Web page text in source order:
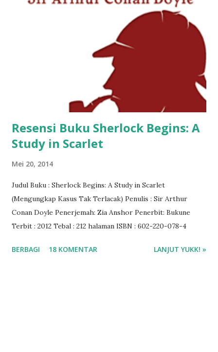
Resensi Buku Sherlock Begins: A
Study in Scarlet
Mei 20, 2014
Judul Buku : Sherlock Begins: A Study in Scarlet
(Mengungkap Kasus Tak Terlacak) Penulis : Sir Arthur
Conan Doyle Penerjemah: Zia Anshor Penerbit: Bukune
Terbit : 2012 Tebal : 212 halaman ISBN : 602-220-078-4
BERBAGI 18 KOMENTAR LANJUT YUKK! »